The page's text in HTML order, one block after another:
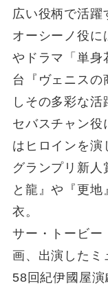
広い役柄で活躍
オーシーノ役に
やドラマ「単身
台『ヴェニス
しその多彩な活
セバスチャン役
はヒロインを演
グランプリ新人
と龍』や『更
衣。
サー・トービー
画、出演したミ
58回紀伊國屋